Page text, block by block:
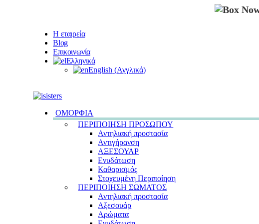
Η εταιρεία
Blog
Επικοινωνία
Ελληνικά
English (Αγγλικά)
ΟΜΟΡΦΙΑ
ΠΕΡΙΠΟΙΗΣΗ ΠΡΟΣΩΠΟΥ
Αντηλιακή προστασία
Αντιγήρανση
ΑΞΕΣΟΥΑΡ
Ενυδάτωση
Καθαρισμός
Στοχευμένη Περιποίηση
ΠΕΡΙΠΟΙΗΣΗ ΣΩΜΑΤΟΣ
Αντηλιακή προστασία
Αξεσουάρ
Αρώματα